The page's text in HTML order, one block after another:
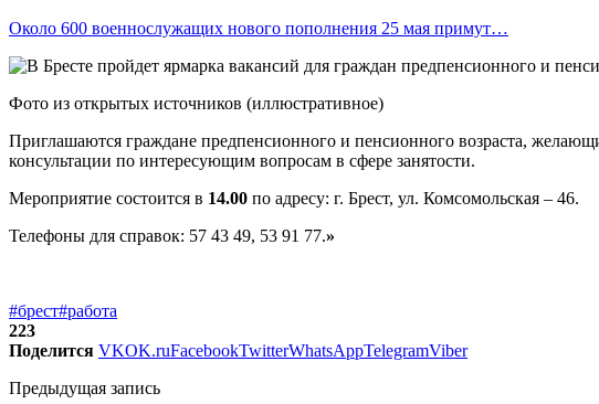
Около 600 военнослужащих нового пополнения 25 мая примут…
Фото из открытых источников (иллюстративное)
Приглашаются граждане предпенсионного и пенсионного возраста,
консультации по интересующим вопросам в сфере занятости.
Мероприятие состоится в 14.00 по адресу: г. Брест, ул. Комсомольская – 46.
Телефоны для справок: 57 43 49, 53 91 77.»
#брест#работа
223
Поделится VKOK.ruFacebookTwitterWhatsAppTelegramViber
Предыдущая запись